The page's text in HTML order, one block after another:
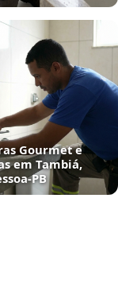
Gourmet e
em Tambiá,